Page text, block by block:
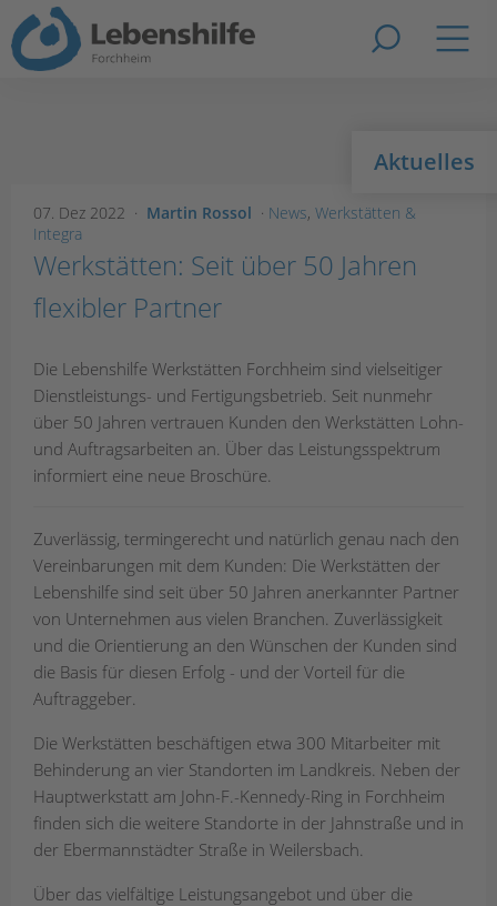
Zur Suche
Aktuelles
07. Dez 2022 Martin Rossol News, Werkstätten &
Integra
Werkstätten: Seit über 50 Jahren
flexibler Partner
Die Lebenshilfe Werkstätten Forchheim sind vielseitiger
Dienstleistungs- und Fertigungsbetrieb. Seit nunmehr
über 50 Jahren vertrauen Kunden den Werkstätten Lohn-
und Auftragsarbeiten an. Über das Leistungsspektrum
informiert eine neue Broschüre.
Zuverlässig, termingerecht und natürlich genau nach den
Vereinbarungen mit dem Kunden: Die Werkstätten der
Lebenshilfe sind seit über 50 Jahren anerkannter Partner
von Unternehmen aus vielen Branchen. Zuverlässigkeit
und die Orientierung an den Wünschen der Kunden sind
die Basis für diesen Erfolg - und der Vorteil für die
Auftraggeber.
Die Werkstätten beschäftigen etwa 300 Mitarbeiter mit
Behinderung an vier Standorten im Landkreis. Neben der
Hauptwerkstatt am John-F.-Kennedy-Ring in Forchheim
finden sich die weitere Standorte in der Jahnstraße und in
der Ebermannstädter Straße in Weilersbach.
Über das vielfältige Leistungsangebot und über die